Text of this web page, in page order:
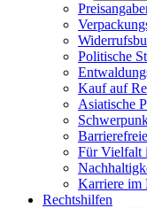
Politische
Kauf auf
Asiatische
Für Vielfalt
Karriere im
Rechtshilfen